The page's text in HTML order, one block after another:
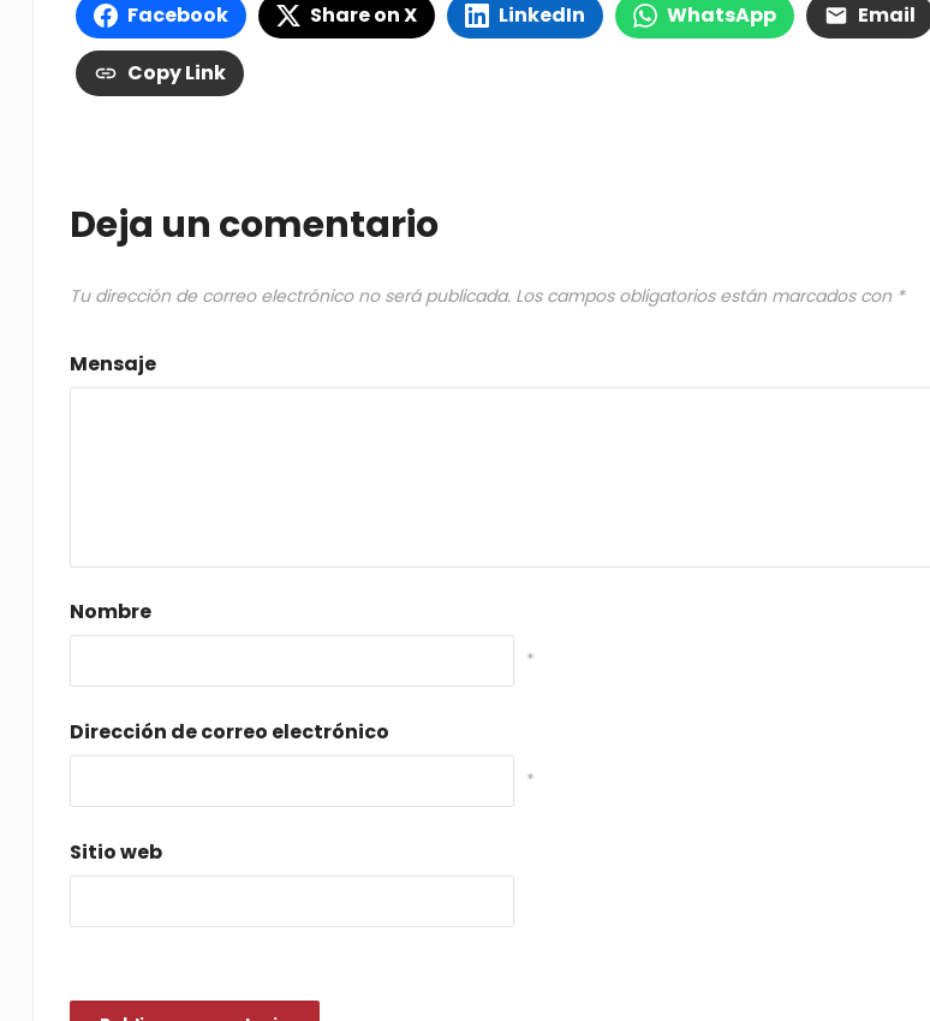
Facebook Share on X LinkedIn WhatsApp Email
Copy Link
Deja un comentario
Tu dirección de correo electrónico no será publicada. Los campos obligatorios están marcados con *
Mensaje
Nombre
*
Dirección de correo electrónico
*
Sitio web